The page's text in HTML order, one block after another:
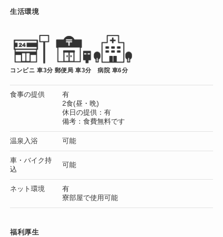
生活環境
コンビニ 車3分 郵便局 車3分 病院 車6分
食事の提供
有
2食(昼・晩)
休日の提供：有
備考：食費無料です
温泉入浴 可能
車・バイク持
込
可能
ネット環境
有
寮部屋で使用可能
福利厚生